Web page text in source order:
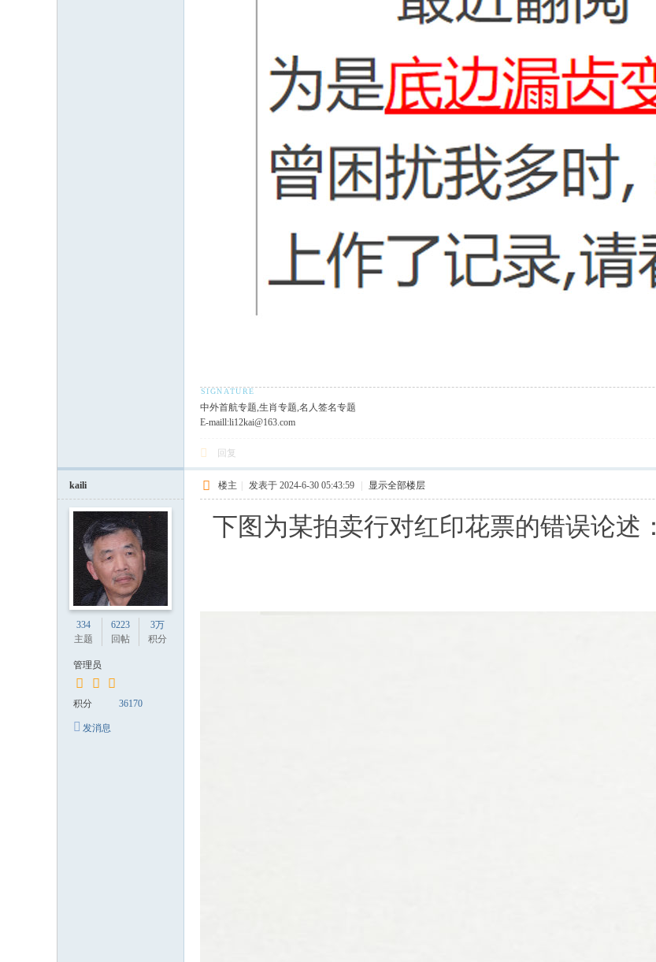
中外首航专题,生肖专题,名人签名专题
E-maill:li12kai@163.com
回复
kaili
334
主题
6223
回帖
3万
积分
管理员
积分 36170
发消息
楼主 发表于 2024-6-30 05:43:59 显示全部楼层
下图为某拍卖行对红印花票的错误论述：